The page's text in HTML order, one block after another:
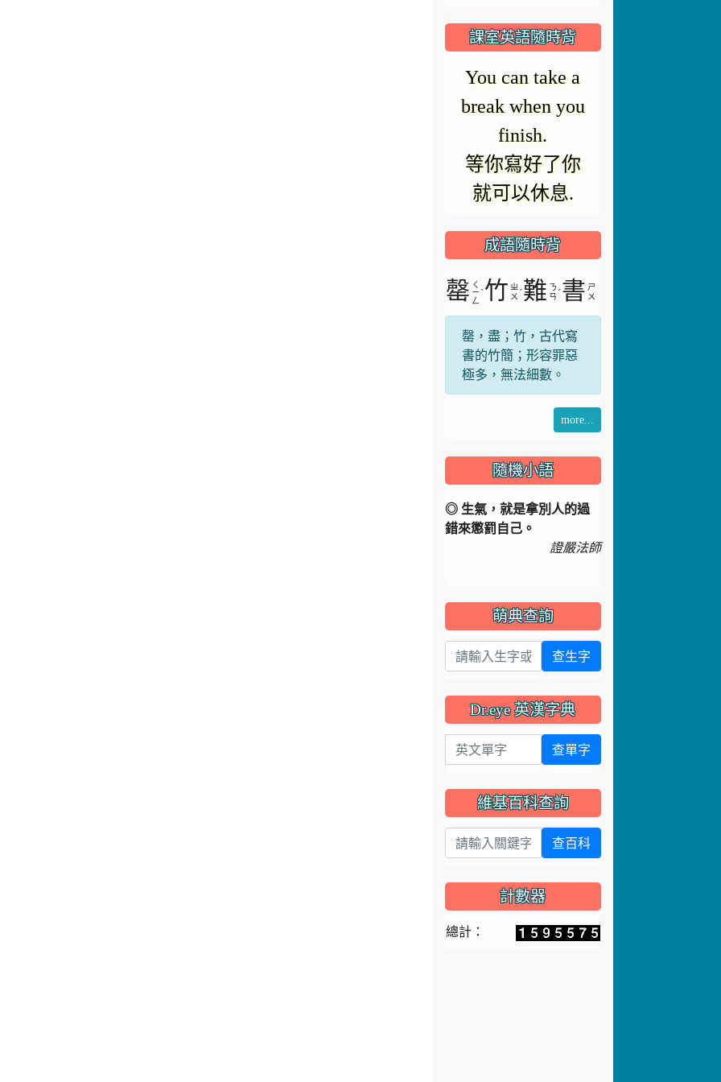
window.題無法載入。
課室英語隨時背
You can take a
break when you
finish.
等你寫好了你
就可以休息.
成語隨時背
罄 ㄑ
ㄧ
ㄥ
ˋ竹 ㄓ
ㄨ ˊ難 ㄋ
ㄢ ˊ書 ㄕ
ㄨ
罄，盡；竹，古代寫
書的竹簡；形容罪惡
極多，無法細數。
more...
隨機小語
◎ 生氣，就是拿別人的過
錯來懲罰自己。
證嚴法師
萌典查詢
查生字
Dr.eye 英漢字典
英文單字 查單字
維基百科查詢
查百科
計數器
總計：